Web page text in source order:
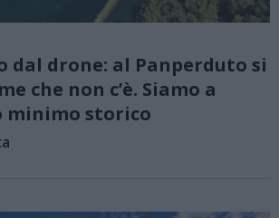
dal drone: al Panperduto si
che non c’è. Siamo a
minimo storico